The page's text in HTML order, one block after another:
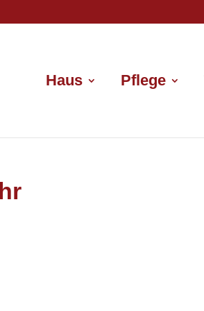
Haus Pflege